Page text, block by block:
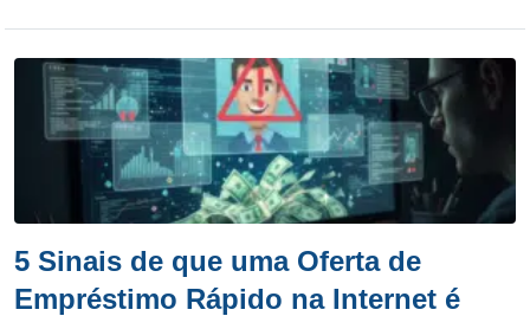
5 Sinais de que uma Oferta de
Empréstimo Rápido na Internet é